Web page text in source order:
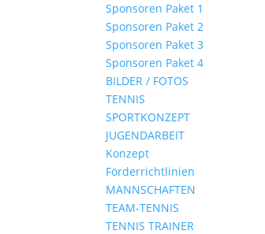
Sponsoren Paket 1
Sponsoren Paket 2
Sponsoren Paket 3
Sponsoren Paket 4
BILDER / FOTOS
TENNIS
SPORTKONZEPT
JUGENDARBEIT
Konzept
Förderrichtlinien
MANNSCHAFTEN
TEAM-TENNIS
TENNIS TRAINER